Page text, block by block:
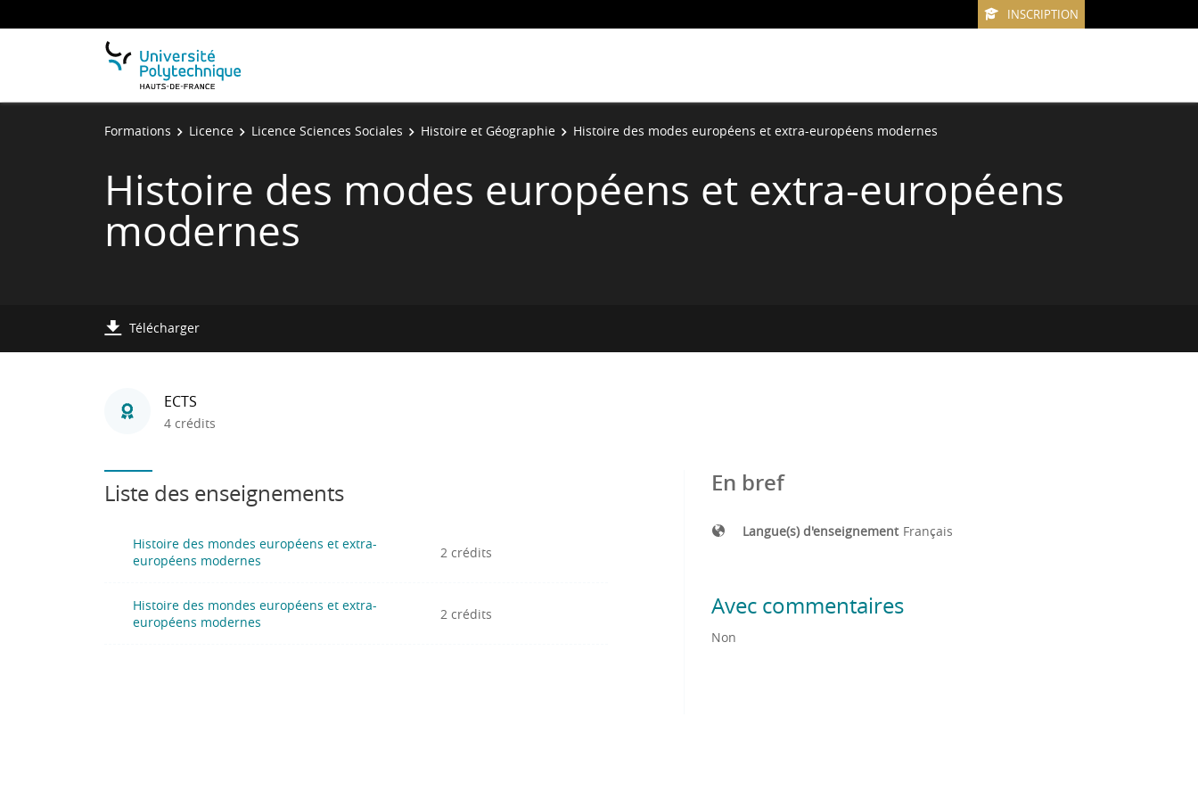
INSCRIPTION
Formations Licence Licence Sciences Sociales Histoire et Géographie Histoire des modes européens et extra-européens modernes
Histoire des modes européens et extra-européens
modernes
Télécharger
ECTS
4 crédits
Liste des enseignements
Histoire des mondes européens et extra-
européens modernes
2 crédits
Histoire des mondes européens et extra-
européens modernes
2 crédits
En bref
Langue(s) d'enseignement Français
Avec commentaires
Non